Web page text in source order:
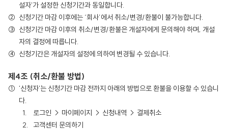
설자'가 설정한 신청기간과 동일합니다.
신청기간 마감 이후에는 ‘회사’에서 취소/변경/환불이 불가능합니다.
신청기간 마감 이후의 취소/변경/환불은 개설자에게 문의해야 하며, 개설
자의 결정에 따릅니다.
신청기간은 개설자의 설정에 의하여 변경될 수 있습니다.
제4조 (취소/환불 방법)
'신청자'는 신청기간 마감 전까지 아래의 방법으로 환불을 이용할 수 있습니
다.
로그인 → 마이페이지 → 신청내역 → 결제취소
고객센터 문의하기